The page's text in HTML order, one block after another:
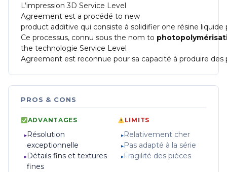
L’impression3D Service Level
Agreement est a procédé to new
product additive qui consiste à solidifier one résine liquide
Ce processus, connu sous the nom to
the technologie Service Level
Agreement est reconnue pour sa capacité à produire des
PROS & CONS
ADVANTAGES
Résolution
exceptionnelle
Détails fins et textures
fines
LIMITS
Relativement cher
Pas adapté à la série
Fragilité des pièces